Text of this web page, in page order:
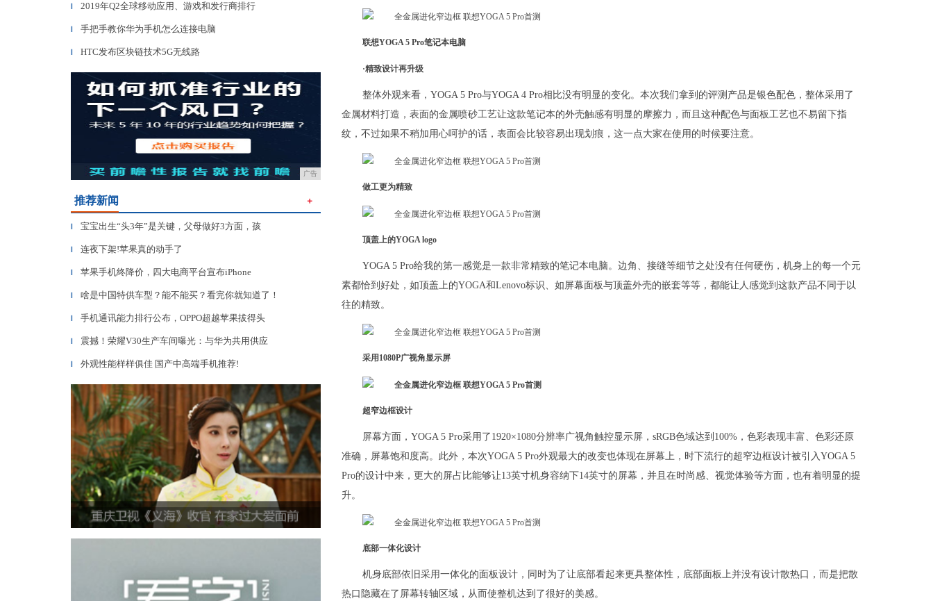
▎ 2019年Q2全球移动应用、游戏和发行商排行
▎ 手把手教你华为手机怎么连接电脑
▎ HTC发布区块链技术5G无线路
广告
推荐新闻 ＋
▎ 宝宝出生“头3年”是关键，父母做好3方面，孩
▎ 连夜下架!苹果真的动手了
▎ 苹果手机终降价，四大电商平台宣布iPhone
▎ 啥是中国特供车型？能不能买？看完你就知道了！
▎ 手机通讯能力排行公布，OPPO超越苹果拔得头
▎ 震撼！荣耀V30生产车间曝光：与华为共用供应
▎ 外观性能样样俱佳 国产中高端手机推荐!
联想YOGA 5 Pro笔记本电脑
·精致设计再升级
整体外观来看，YOGA 5 Pro与YOGA 4 Pro相比没有明显的变化。本次我们拿到的评测产品是银色配色，整体采用了
金属材料打造，表面的金属喷砂工艺让这款笔记本的外壳触感有明显的摩擦力，而且这种配色与面板工艺也不易留下指
纹，不过如果不稍加用心呵护的话，表面会比较容易出现划痕，这一点大家在使用的时候要注意。
做工更为精致
顶盖上的YOGA logo
YOGA 5 Pro给我的第一感觉是一款非常精致的笔记本电脑。边角、接缝等细节之处没有任何硬伤，机身上的每一个元
素都恰到好处，如顶盖上的YOGA和Lenovo标识、如屏幕面板与顶盖外壳的嵌套等等，都能让人感觉到这款产品不同于以
往的精致。
采用1080P广视角显示屏
超窄边框设计
屏幕方面，YOGA 5 Pro采用了1920×1080分辨率广视角触控显示屏，sRGB色域达到100%，色彩表现丰富、色彩还原
准确，屏幕饱和度高。此外，本次YOGA 5 Pro外观最大的改变也体现在屏幕上，时下流行的超窄边框设计被引入YOGA 5
Pro的设计中来，更大的屏占比能够让13英寸机身容纳下14英寸的屏幕，并且在时尚感、视觉体验等方面，也有着明显的提
升。
底部一体化设计
机身底部依旧采用一体化的面板设计，同时为了让底部看起来更具整体性，底部面板上并没有设计散热口，而是把散
热口隐藏在了屏幕转轴区域，从而使整机达到了很好的美感。